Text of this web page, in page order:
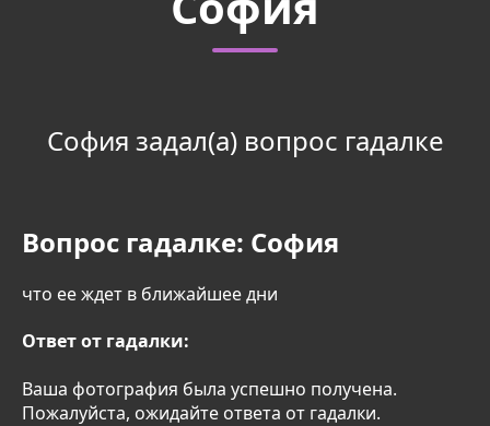
София задал(а) вопрос гадалке
Вопрос гадалке: София
что ее ждет в ближайшее дни
Ответ от гадалки:
Ваша фотография была успешно получена.
Пожалуйста, ожидайте ответа от гадалки.